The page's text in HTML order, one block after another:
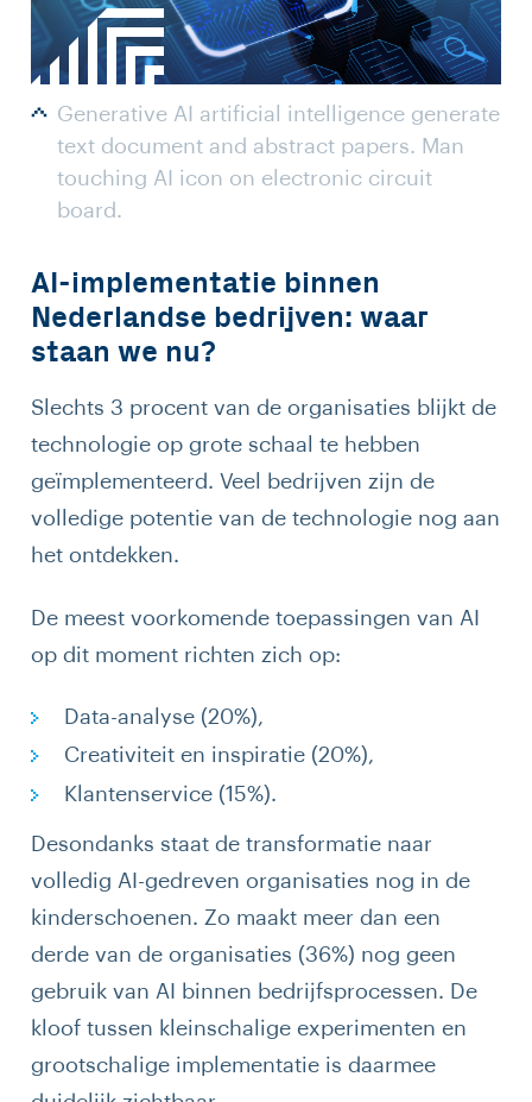
Generative AI artificial intelligence generate
text document and abstract papers. Man
touching AI icon on electronic circuit
board.
AI-implementatie binnen
Nederlandse bedrijven: waar
staan we nu?
Slechts 3 procent van de organisaties blijkt de
technologie op grote schaal te hebben
geïmplementeerd. Veel bedrijven zijn de
volledige potentie van de technologie nog aan
het ontdekken.
De meest voorkomende toepassingen van AI
op dit moment richten zich op:
Data-analyse (20%),
Creativiteit en inspiratie (20%),
Klantenservice (15%).
Desondanks staat de transformatie naar
volledig AI-gedreven organisaties nog in de
kinderschoenen. Zo maakt meer dan een
derde van de organisaties (36%) nog geen
gebruik van AI binnen bedrijfsprocessen. De
kloof tussen kleinschalige experimenten en
grootschalige implementatie is daarmee